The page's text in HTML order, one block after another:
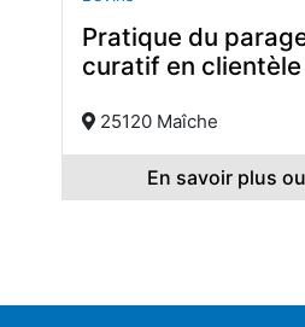
Pratique du
curatif en clientèle
25120 Maîche
En savoir plus